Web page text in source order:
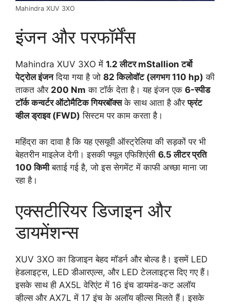
Mahindra XUV 3XO
इंजन और परफॉर्मेंस
Mahindra XUV 3XO में 1.2 लीटर mStallion टर्बो
पेट्रोल इंजनदिया गया है जो 82 किलोवॉट (लगभग 110 hp) की
ताकत और 200 Nm का टॉर्क देता है। यह इंजन एक 6-स्पीड
टॉर्क कन्वर्टर ऑटोमैटिक गियरबॉक्सके साथ आता है औरफ्रंट
व्हील ड्राइव (FWD) सिस्टम पर काम करता है।
महिंद्रा का दावा है कि यह एसयूवी ऑस्ट्रेलिया की सड़कों पर भी
बेहतरीन माइलेज देगी। इसकी फ्यूल एफिशिएंसी 6.5 लीटर प्रति
100 किमीबताई गई है, जो इस सेगमेंट में काफी अच्छा माना जा
रहा है।
एक्सटीरियर डिजाइन और
डायमेंशन्स
XUV 3XO का डिजाइन बेहद मॉडर्न और बोल्ड है। इसमें LED
हेडलाइट्स, LED डीआरएल्स, और LED टेललाइट्स दिए गए हैं।
इसके साथ ही AX5L वेरिएंट में 16 इंच डायमंड-कट अलॉय
व्हील्स और AX7L में 17 इंच के अलॉय व्हील्स मिलते हैं। इसके